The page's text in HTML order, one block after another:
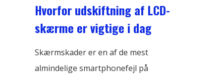
Hvorfor udskiftning af LCD-
skærme er vigtige i dag
Skærmskader er en af ​​de mest
almindelige smartphonefejl på